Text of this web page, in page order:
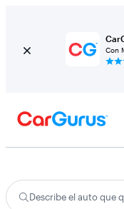
Con
Describe el auto que